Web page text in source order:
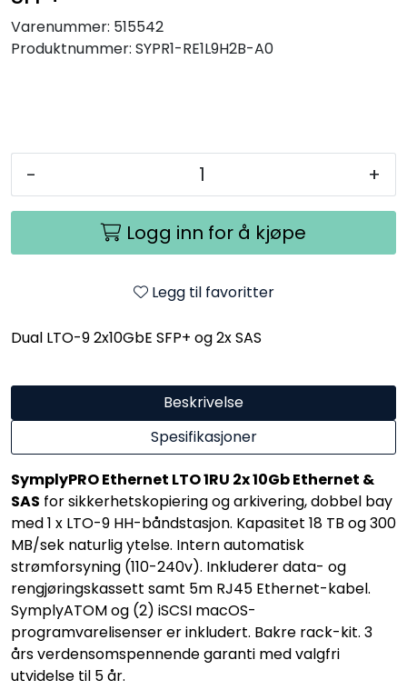
Varenummer: 515542
Produktnummer: SYPR1-RE1L9H2B-A0
- +
Logg inn for å kjøpe
Legg til favoritter
Dual LTO-9 2x10GbE SFP+ og 2x SAS
Beskrivelse
Spesifikasjoner
SymplyPRO Ethernet LTO 1RU 2x 10Gb Ethernet &
SAS for sikkerhetskopiering og arkivering, dobbel bay
med 1 x LTO-9 HH-båndstasjon. Kapasitet 18 TB og 300
MB/sek naturlig ytelse. Intern automatisk
strømforsyning (110-240v). Inkluderer data- og
rengjøringskassett samt 5m RJ45 Ethernet-kabel.
SymplyATOM og (2) iSCSI macOS-
programvarelisenser er inkludert. Bakre rack-kit. 3
års verdensomspennende garanti med valgfri
utvidelse til 5 år.